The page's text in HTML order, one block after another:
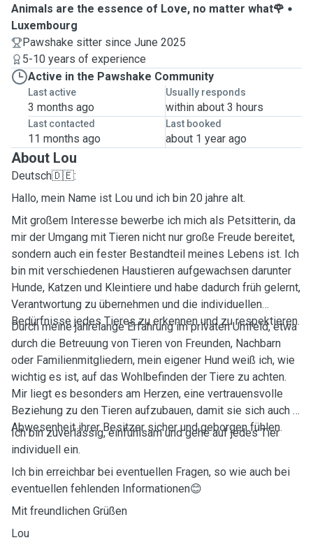
Animals are the essence of Love, no matter what🌹
Luxembourg
Pawshake sitter since June 2025
5-10 years of experience
Active in the Pawshake Community
Last active
3 months ago
Usually responds
within about 3 hours
Last contacted
11 months ago
Last booked
about 1 year ago
About Lou
Deutsch🇩🇪:
Hallo, mein Name ist Lou und ich bin 20 jahre alt.
Mit großem Interesse bewerbe ich mich als Petsitterin, da
mir der Umgang mit Tieren nicht nur große Freude bereitet,
sondern auch ein fester Bestandteil meines Lebens ist. Ich
bin mit verschiedenen Haustieren aufgewachsen darunter
Hunde, Katzen und Kleintiere und habe dadurch früh gelernt,
Verantwortung zu übernehmen und die individuellen
Bedürfnisse jedes Tieres zu erkennen und zu respektieren.
Durch meine jahrelange Erfahrung im privaten Umfeld, etwa
durch die Betreuung von Tieren von Freunden, Nachbarn
oder Familienmitgliedern, mein eigener Hund weiß ich, wie
wichtig es ist, auf das Wohlbefinden der Tiere zu achten.
Mir liegt es besonders am Herzen, eine vertrauensvolle
Beziehung zu den Tieren aufzubauen, damit sie sich auch in
Abwesenheit ihrer Besitzer sicher und geborgen fühlen.
Ich bin zuverlässig, einfühlsam und gehe auf jedes Tier
individuell ein.
Ich bin erreichbar bei eventuellen Fragen, so wie auch bei
eventuellen fehlenden Informationen😊
Mit freundlichen Grüßen
Lou